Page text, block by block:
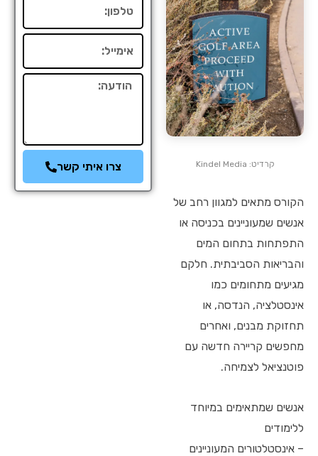
קרדיט: Kindel Media
הקורס מתאים למגוון רחב של
אנשים שמעוניינים בכניסה או
התפתחות בתחום המים
והבריאות הסביבתית. חלקם
מגיעים מתחומים כמו
אינסטלציה, הנדסה, או
תחזוקת מבנים, ואחרים
מחפשים קריירה חדשה עם
פוטנציאל לצמיחה.
אנשים שמתאימים במיוחד
ללימודים
– אינסטלטורים המעוניינים
הודעה
צרו איתי קשר